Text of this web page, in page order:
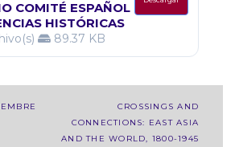
COMITÉ ESPAÑOL
HISTÓRICAS
89.37 KB
CROSSINGS AND
CONNECTIONS: EAST ASIA
AND THE WORLD, 1800-1945